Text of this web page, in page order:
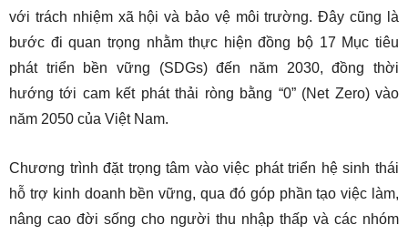
với trách nhiệm xã hội và bảo vệ môi trường. Đây cũng là
bước đi quan trọng nhằm thực hiện đồng bộ 17 Mục tiêu
phát triển bền vững (SDGs) đến năm 2030, đồng thời
hướng tới cam kết phát thải ròng bằng “0” (Net Zero) vào
năm 2050 của Việt Nam.
Chương trình đặt trọng tâm vào việc phát triển hệ sinh thái
hỗ trợ kinh doanh bền vững, qua đó góp phần tạo việc làm,
nâng cao đời sống cho người thu nhập thấp và các nhóm